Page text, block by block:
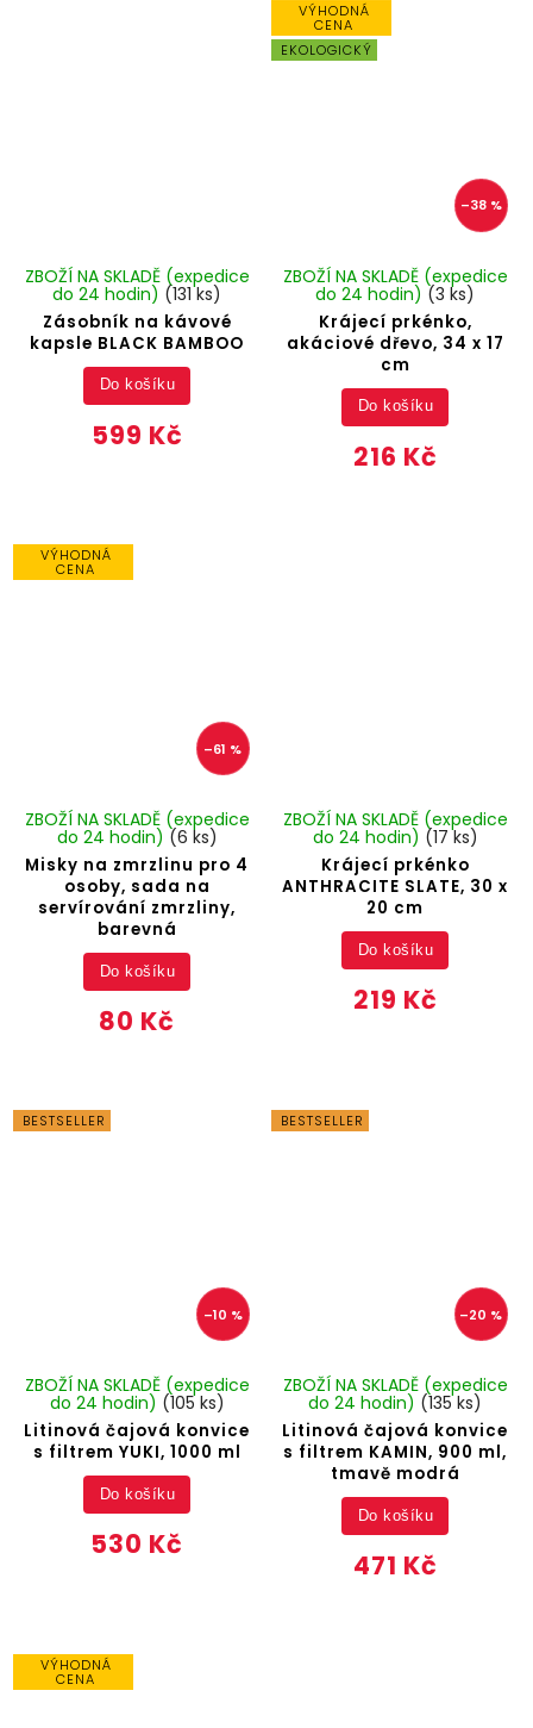
Zásobník na kávové
kapsle BLACK BAMBOO
ZBOŽÍ NA SKLADĚ (expedice
do 24 hodin) (131 ks)
599 Kč
Do košíku
VÝHODNÁ
CENA
EKOLOGICKÝ
–38 %
Krájecí prkénko,
akáciové dřevo, 34 x 17
cm
ZBOŽÍ NA SKLADĚ (expedice
do 24 hodin) (3 ks)
216 Kč
Do košíku
VÝHODNÁ
CENA
–61 %
Misky na zmrzlinu pro 4
osoby, sada na
servírování zmrzliny,
barevná
ZBOŽÍ NA SKLADĚ (expedice
do 24 hodin) (6 ks)
80 Kč
Do košíku
Krájecí prkénko
ANTHRACITE SLATE, 30 x
20 cm
ZBOŽÍ NA SKLADĚ (expedice
do 24 hodin) (17 ks)
219 Kč
Do košíku
BESTSELLER
–10 %
Litinová čajová konvice
s filtrem YUKI, 1000 ml
ZBOŽÍ NA SKLADĚ (expedice
do 24 hodin) (105 ks)
530 Kč
Do košíku
BESTSELLER
–20 %
Litinová čajová konvice
s filtrem KAMIN, 900 ml,
tmavě modrá
ZBOŽÍ NA SKLADĚ (expedice
do 24 hodin) (135 ks)
471 Kč
Do košíku
VÝHODNÁ
CENA